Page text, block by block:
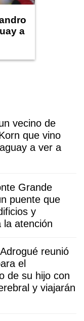
a
vecino de
que vino
a ver a
Grande
puente que
y
la atención
reunió
el
de su hijo con
y viajarán